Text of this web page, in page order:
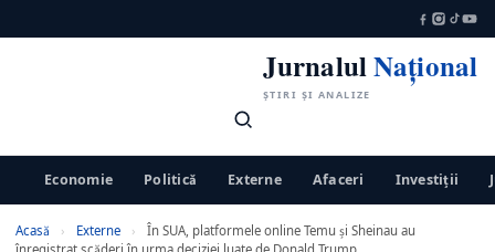
JurnalulNațional
ȘTIRI ȘI ANALIZE
Economie Politică Externe Afaceri Investiții
Acasă › Externe ›
În SUA, platformele online Temu și Sheinau au